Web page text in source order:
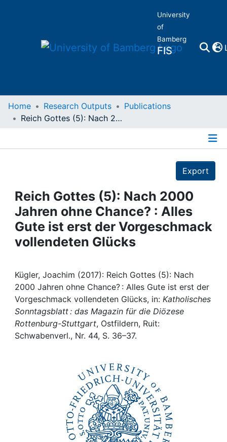
University
of
Bamberg
FIS
Home
Projects
People
Institutions
Awards
My FIS
Help
Home Research Outputs
Publications
Reich Gottes (5): Nach 2000 Jahren ohne Chance? : Alles Gute ist erst der Vorgeschmack vollendeten Glücks
Export
Reich Gottes (5): Nach 2000
Jahren ohne Chance? : Alles
Gute ist erst der Vorgeschmack
vollendeten Glücks
Kügler, Joachim (2017): Reich Gottes (5): Nach
2000 Jahren ohne Chance? : Alles Gute ist erst der
Vorgeschmack vollendeten Glücks, in: Katholisches
Sonntagsblatt : das Magazin für die Diözese
Rottenburg-Stuttgart, Ostfildern, Ruit:
Schwabenverl., Nr. 44, S. 36–37.